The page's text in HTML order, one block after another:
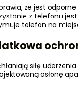
że jest
z telefonu
telefon na
siłę
osłonę